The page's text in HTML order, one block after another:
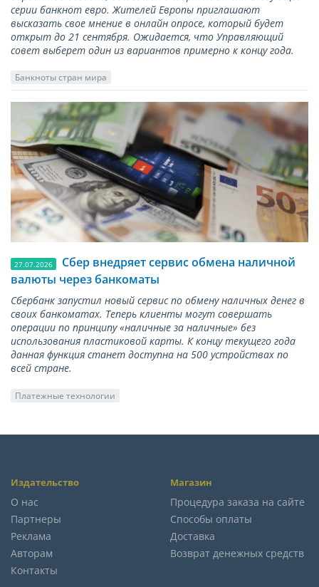
серии банкнот евро. Жителей Европы приглашают
высказать свое мнение в онлайн опросе, который будет
открыт до 21 сентября. Ожидается, что Управляющий
совет выберет один из вариантов примерно к концу года.
Банкноты стран мира
27.07.2026
Сбер внедряет сервис обмена наличной
валюты через банкоматы
Сбербанк запустил новый сервис по обмену наличных денег в
своих банкоматах. Теперь клиенты могут совершать
операции по принципу «наличные за наличные» без
использования пластиковой карты. К концу текущего года
данная функция станет доступна на 500 устройствах по
всей стране.
Платежные технологии
Издательство
О нас
Партнеры
Реклама
Авторам
Контакты
Магазин
Процедура заказа на сайте
Способы оплаты
Доставка
Возврат денежных средств